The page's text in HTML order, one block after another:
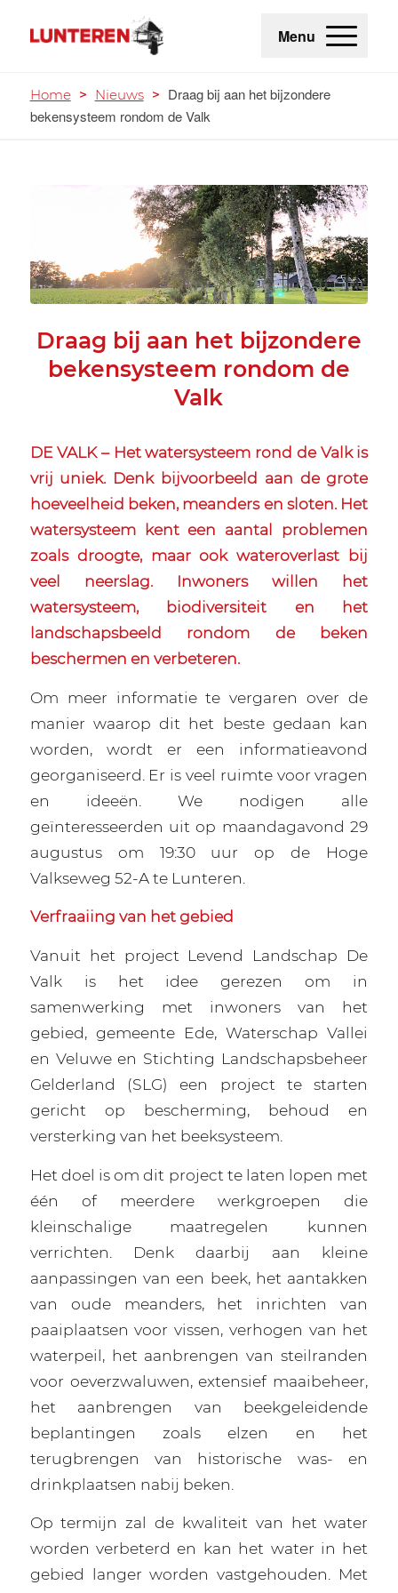
Menu
Home > Nieuws > Draag bij aan het bijzondere
bekensysteem rondom de Valk
Draag bij aan het bijzondere
bekensysteem rondom de
Valk
DE VALK – Het watersysteem rond de Valk is
vrij uniek. Denk bijvoorbeeld aan de grote
hoeveelheid beken, meanders en sloten. Het
watersysteem kent een aantal problemen
zoals droogte, maar ook wateroverlast bij
veel neerslag.
Inwoners willen het
watersysteem, biodiversiteit en het
landschapsbeeld rondom de beken
beschermen en verbeteren.
Om meer informatie te vergaren over de
manier waarop dit het beste gedaan kan
worden, wordt er een informatieavond
georganiseerd. Er is veel ruimte voor vragen
en ideeën. We nodigen alle
geïnteresseerden uit op maandagavond 29
augustus om 19:30 uur op de Hoge
Valkseweg 52-A te Lunteren.
Verfraaiing van het gebied
Vanuit het project Levend Landschap De
Valk is het idee gerezen om in
samenwerking met inwoners van het
gebied, gemeente Ede, Waterschap Vallei
en Veluwe en Stichting Landschapsbeheer
Gelderland (SLG) een project te starten
gericht op bescherming, behoud en
versterking van het beeksysteem.
Het doel is om dit project te laten lopen met
één of meerdere werkgroepen die
kleinschalige maatregelen kunnen
verrichten. Denk daarbij aan kleine
aanpassingen van een beek, het aantakken
van oude meanders, het inrichten van
paaiplaatsen voor vissen, verhogen van het
waterpeil, het aanbrengen van steilranden
voor oeverzwaluwen, extensief maaibeheer,
het aanbrengen van beekgeleidende
beplantingen zoals elzen en het
terugbrengen van historische was- en
drinkplaatsen nabij beken.
Op termijn zal de kwaliteit van het water
worden verbeterd en kan het water in het
gebied langer worden vastgehouden. Met